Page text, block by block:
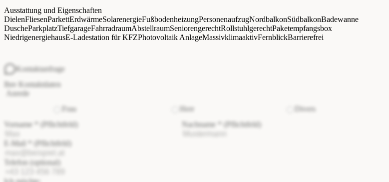
Ausstattung und Eigenschaften
DielenFliesenParkettErdwärmeSolarenergieFußbodenheizungPersonenaufzugNordbalkonSüdbalkonBadewanne
DuscheParkplatzTiefgarageFahrradraumAbstellraumSeniorengerechtRollstuhlgerechtPaketempfangsbox
NiedrigenergiehausE-Ladestation für KFZPhotovoltaik AnlageMassivklimaaktivFernblickBarrierefrei
Kontaktanfrage
Ihre Kontaktdaten
Anrede
Frau
Herr
Divers
Vorname
(Pflichtfeld) Nachname (Pflichtfeld)
E-Mail (Pflichtfeld)
Telefon (optional)